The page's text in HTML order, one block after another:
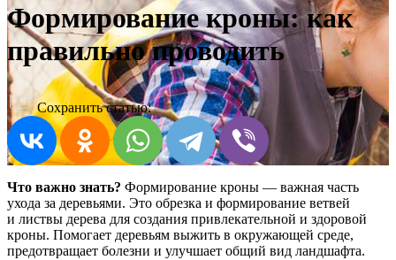
Формирование кроны: как
правильно проводить
Сохранить статью:
Что важно знать? Формирование кроны — важная часть
ухода за деревьями. Это обрезка и формирование ветвей
и листвы дерева для создания привлекательной и здоровой
кроны. Помогает деревьям выжить в окружающей среде,
предотвращает болезни и улучшает общий вид ландшафта.